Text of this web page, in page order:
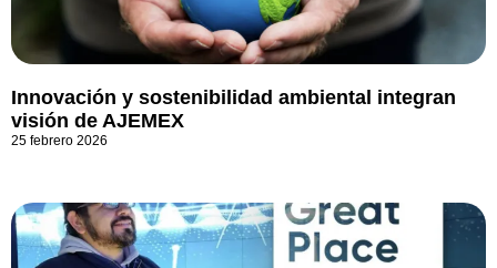
Innovación y sostenibilidad ambiental integran
visión de AJEMEX
25 febrero 2026